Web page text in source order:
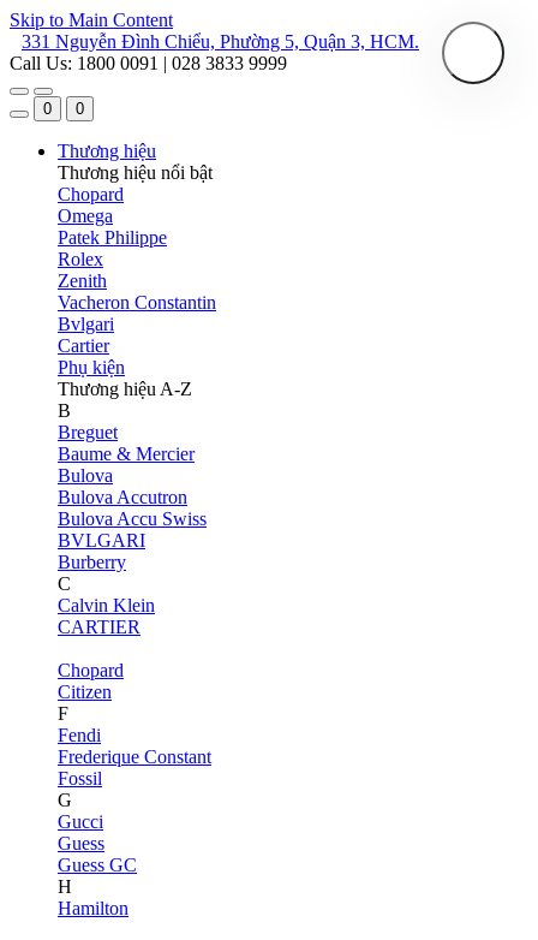
Skip to Main Content
331 Nguyễn Đình Chiểu, Phường 5, Quận 3, HCM.
Call Us: 1800 0091 | 028 3833 9999
0 0
Thương hiệu
Thương hiệu nổi bật
Chopard
Omega
Patek Philippe
Rolex
Zenith
Vacheron Constantin
Bvlgari
Cartier
Phụ kiện
Thương hiệu A-Z
B
Breguet
Baume & Mercier
Bulova
Bulova Accutron
Bulova Accu Swiss
BVLGARI
Burberry
C
Calvin Klein
CARTIER
Chopard
Citizen
F
Fendi
Frederique Constant
Fossil
G
Gucci
Guess
Guess GC
H
Hamilton